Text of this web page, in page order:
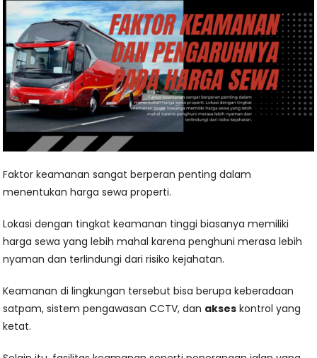
Faktor keamanan sangat berperan penting dalam
menentukan harga sewa properti.
Lokasi dengan tingkat keamanan tinggi biasanya memiliki
harga sewa yang lebih mahal karena penghuni merasa lebih
nyaman dan terlindungi dari risiko kejahatan.
Keamanan di lingkungan tersebut bisa berupa keberadaan
satpam, sistem pengawasan CCTV, dan akses kontrol yang
ketat.